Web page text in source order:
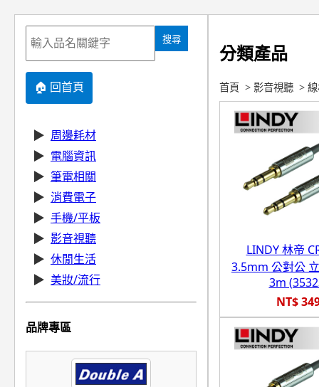
搜尋
🏠 回首頁
▶ 周邊耗材
▶ 電腦資訊
▶ 筆電相關
▶ 消費電子
▶ 手機/平板
▶ 影音視聽
▶ 休閒生活
▶ 美妝/流行
品牌專區
分類產品
首頁 > 影音視聽 >
LINDY 林帝
3.5mm 公對公
3m
NT$